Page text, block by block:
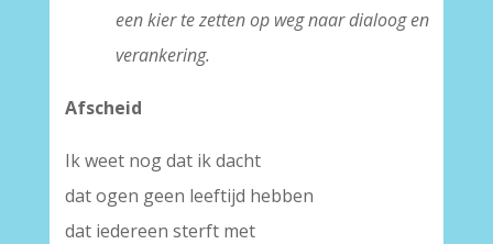
een kier te zetten op weg naar dialoog en
verankering.
Afscheid
Ik weet nog dat ik dacht
dat ogen geen leeftijd hebben
dat iedereen sterft met